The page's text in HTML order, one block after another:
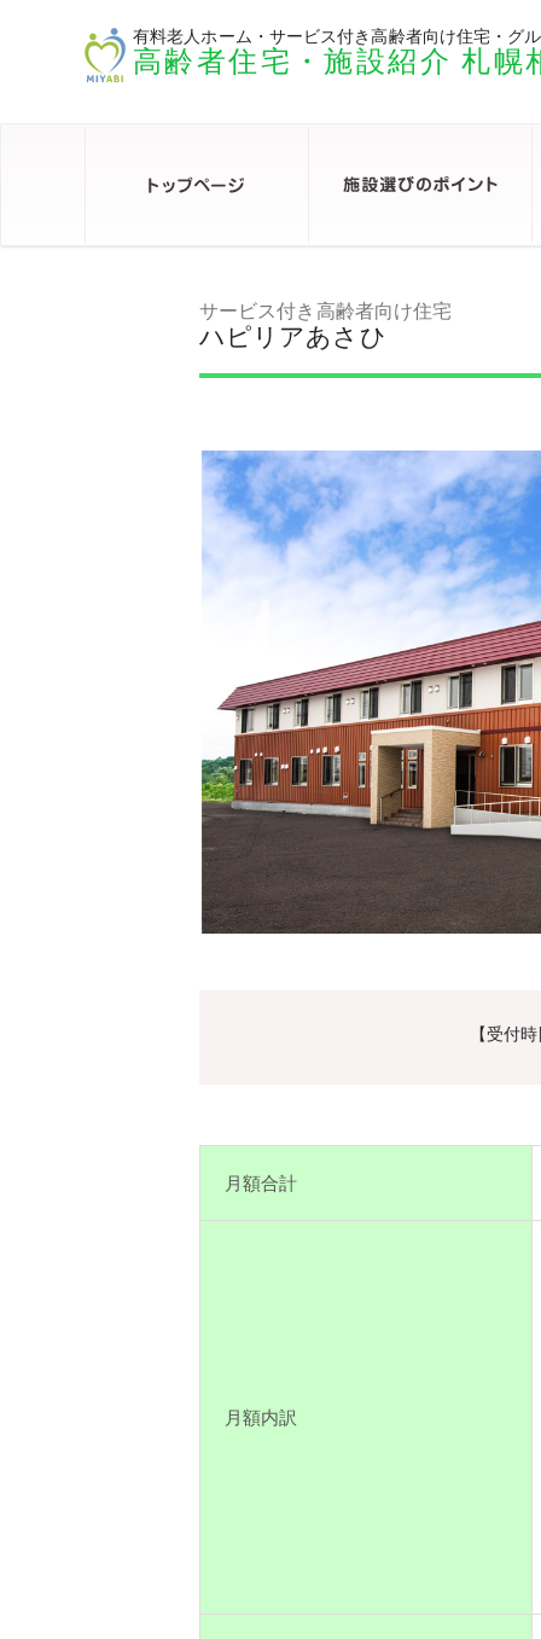
有料老人ホーム・サービス付き高齢者向け住宅・グ
高齢者住宅・施設紹介 札幌
サービス付き高齢者向け住宅
ハピリアあさひ
【受付
月額合計
月額内訳